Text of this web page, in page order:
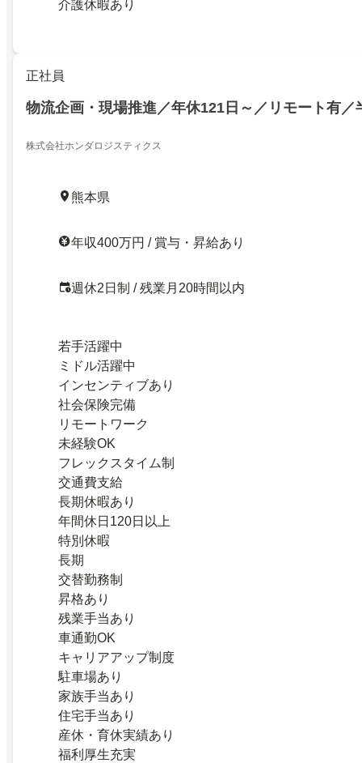
介護休暇あり
正社員
物流企画・現場推進／年休121日～／リモート有／
株式会社ホンダロジスティクス
熊本県
年収400万円 / 賞与・昇給あり
週休2日制 / 残業月20時間以内
若手活躍中
ミドル活躍中
インセンティブあり
社会保険完備
リモートワーク
未経験OK
フレックスタイム制
交通費支給
長期休暇あり
年間休日120日以上
特別休暇
長期
交替勤務制
昇格あり
残業手当あり
車通勤OK
キャリアアップ制度
駐車場あり
家族手当あり
住宅手当あり
産休・育休実績あり
福利厚生充実